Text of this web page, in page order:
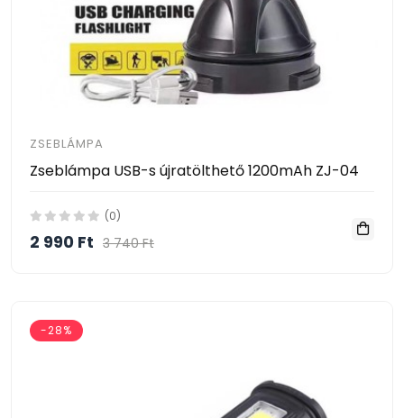
ZSEBLÁMPA
Zseblámpa USB-s újratölthető 1200mAh ZJ-04
(0)
2 990 Ft 3 740 Ft
-28%